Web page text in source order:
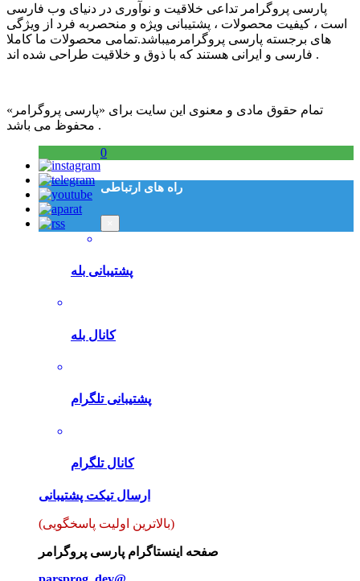
پارسی پروگرامر تداعی خلاقیت و نوآوری در دنیای وب فارسی
است ، کیفیت محصولات ، پشتیبانی ویژه و منحصربه فرد از ویژگی
های برجسته پارسی پروگرامرمیباشد.تمامی محصولات ما کاملا
فارسی و ایرانی هستند که با ذوق و خلاقیت طراحی شده اند .
تمام حقوق مادی و معنوی این سایت برای «پارسی پروگرامر»
محفوظ می باشد .
0
راه های ارتباطی
پشتیبانی بله
کانال بله
پشتیبانی تلگرام
کانال تلگرام
ارسال تیکت پشتیبانی
(بالاترین اولیت پاسخگویی)
صفحه اینستاگرام پارسی پروگرامر